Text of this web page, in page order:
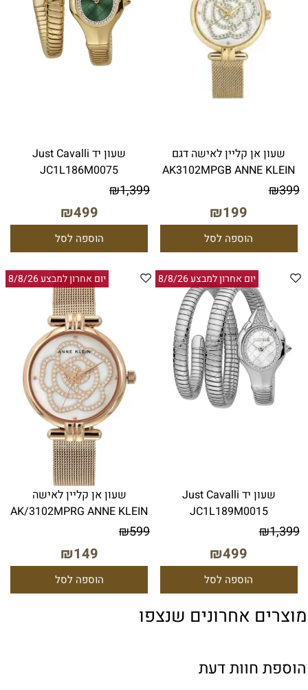
שעון אן קליין לאישה דגם
AK3102MPGB ANNE KLEIN
₪399
₪199
הוספה לסל
שעון יד Just Cavalli
JC1L186M0075
₪1,399
₪499
הוספה לסל
יום אחרון למבצע 8/8/26
שעון יד Just Cavalli
JC1L189M0015
₪1,399
₪499
הוספה לסל
יום אחרון למבצע 8/8/26
שעון אן קליין לאישה
AK/3102MPRG ANNE KLEIN
₪599
₪149
הוספה לסל
מוצרים אחרונים שנצפו
הוספת חוות דעת